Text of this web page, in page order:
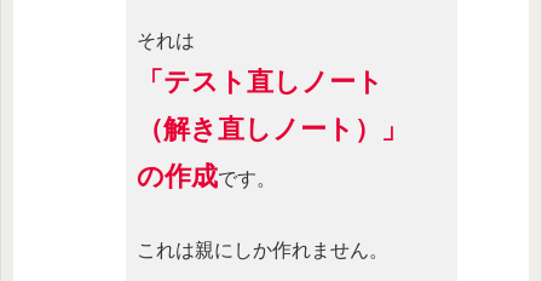
それは
「テスト直しノート
（解き直しノート）」
の作成です。
これは親にしか作れません。